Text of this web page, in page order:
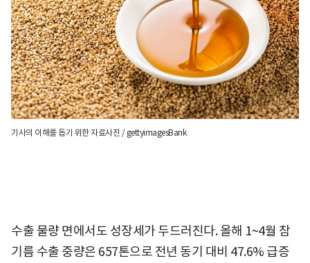
기사의 이해를 돕기 위한 자료사진 / gettyimagesBank
수출 물량 면에서도 성장세가 두드러진다. 올해 1~4월 참
기름 수출 중량은 657톤으로 전년 동기 대비 47.6% 급증